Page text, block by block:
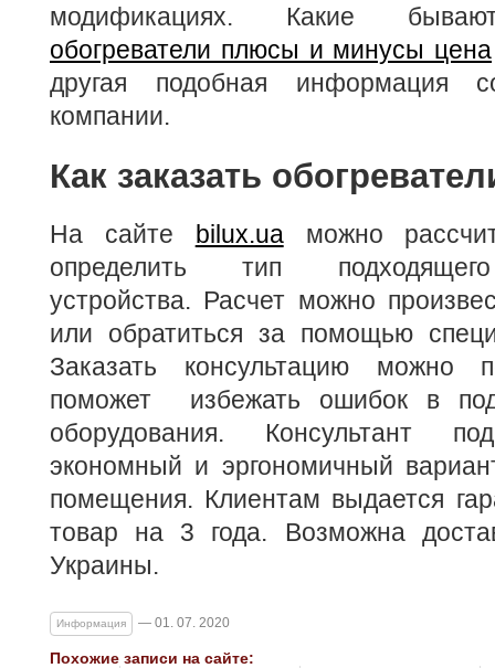
модификациях. Какие
обогреватели плюсы и минусы цена
другая подобная информация
компании.
Как заказать
На сайте bilux.uaможно
определить тип
устройства. Расчет можно
или обратиться за помощью
Заказать консультацию можно
поможет избежать ошибок в
оборудования. Консультант
экономный и эргономичный
помещения. Клиентам выдается
товар на 3 года. Возможна
Украины.
Информация — 01. 07. 2020
Похожие записи на сайте: